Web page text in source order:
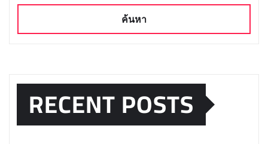
ค้นหา
RECENT POSTS